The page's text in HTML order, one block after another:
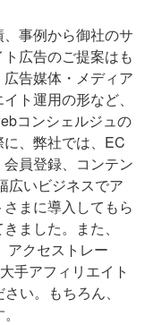
事例から御社のサ
広告のご提案はも
告媒体・メディア
ト運用の形など、
コンシェルジュの
、弊社では、EC
員登録、コンテン
広いビジネスでア
まに導入してもら
ました。また、
アクセストレー
手アフィリエイト
い。もちろん、